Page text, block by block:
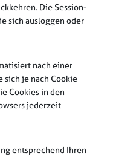
Die Session-
sich ausloggen oder
nach einer
sich je nach Cookie
Cookies in den
jederzeit
entsprechend Ihren